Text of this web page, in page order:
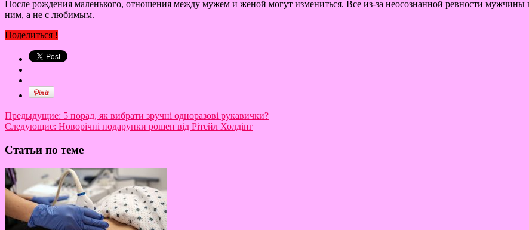
После рождения маленького, отношения между мужем и женой могут измениться. Все из-за неосознанной ревности
ним, а не с любимым.
Поделиться !
Предыдущие: 5 порад, як вибрати зручні одноразові рукавички?
Следующие: Новорічні подарунки рошен від Рітейл Холдінг
Статьи по теме